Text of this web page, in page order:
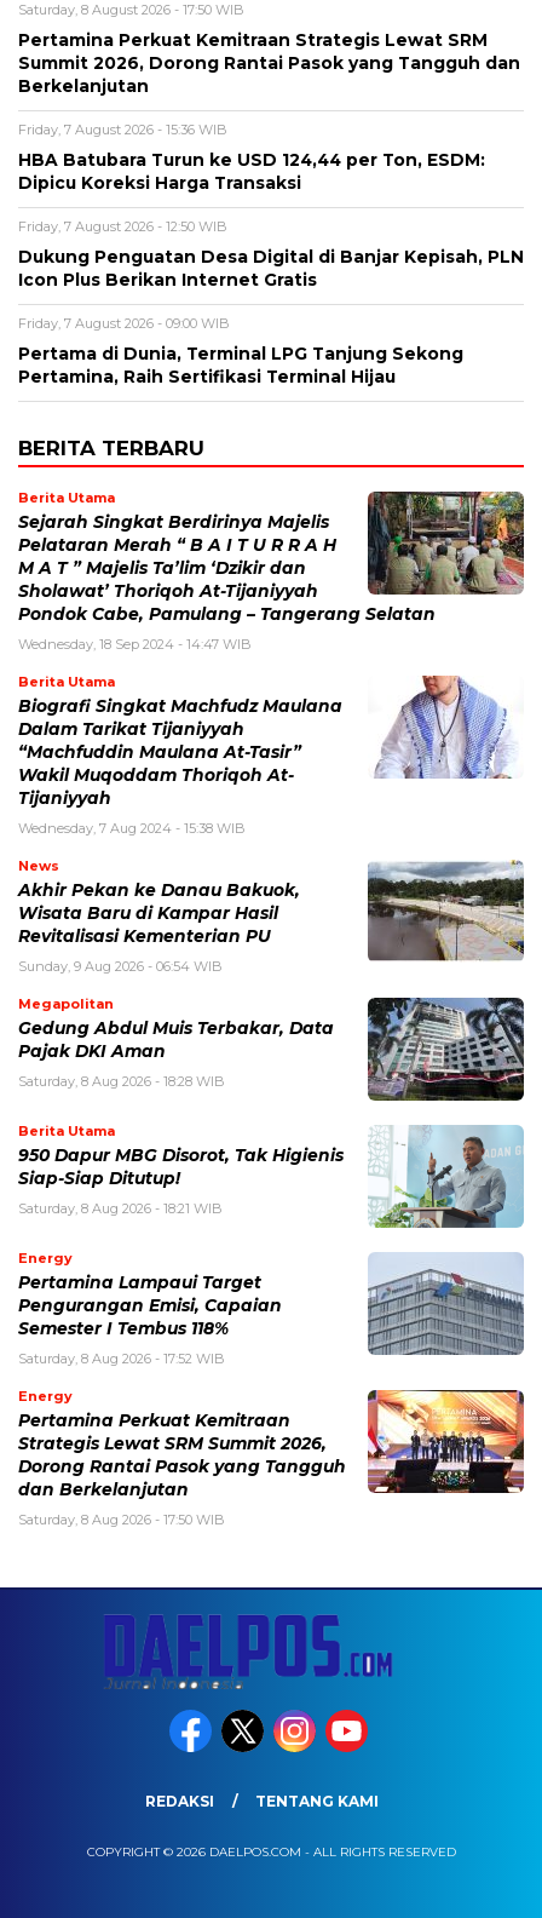
Saturday, 8 August 2026 - 17:50 WIB
Pertamina Perkuat Kemitraan Strategis Lewat SRM
Summit 2026, Dorong Rantai Pasok yang Tangguh dan
Berkelanjutan
Friday, 7 August 2026 - 15:36 WIB
HBA Batubara Turun ke USD 124,44 per Ton, ESDM:
Dipicu Koreksi Harga Transaksi
Friday, 7 August 2026 - 12:50 WIB
Dukung Penguatan Desa Digital di Banjar Kepisah, PLN
Icon Plus Berikan Internet Gratis
Friday, 7 August 2026 - 09:00 WIB
Pertama di Dunia, Terminal LPG Tanjung Sekong
Pertamina, Raih Sertifikasi Terminal Hijau
BERITA TERBARU
Berita Utama
Sejarah Singkat Berdirinya Majelis
Pelataran Merah “ B A I T U R R A H
M A T ” Majelis Ta’lim ‘Dzikir dan
Sholawat’ Thoriqoh At-Tijaniyyah
Pondok Cabe, Pamulang – Tangerang Selatan
Wednesday, 18 Sep 2024 - 14:47 WIB
Berita Utama
Biografi Singkat Machfudz Maulana
Dalam Tarikat Tijaniyyah
“Machfuddin Maulana At-Tasir”
Wakil Muqoddam Thoriqoh At-
Tijaniyyah
Wednesday, 7 Aug 2024 - 15:38 WIB
News
Akhir Pekan ke Danau Bakuok,
Wisata Baru di Kampar Hasil
Revitalisasi Kementerian PU
Sunday, 9 Aug 2026 - 06:54 WIB
Megapolitan
Gedung Abdul Muis Terbakar, Data
Pajak DKI Aman
Saturday, 8 Aug 2026 - 18:28 WIB
Berita Utama
950 Dapur MBG Disorot, Tak Higienis
Siap-Siap Ditutup!
Saturday, 8 Aug 2026 - 18:21 WIB
Energy
Pertamina Lampaui Target
Pengurangan Emisi, Capaian
Semester I Tembus 118%
Saturday, 8 Aug 2026 - 17:52 WIB
Energy
Pertamina Perkuat Kemitraan
Strategis Lewat SRM Summit 2026,
Dorong Rantai Pasok yang Tangguh
dan Berkelanjutan
Saturday, 8 Aug 2026 - 17:50 WIB
REDAKSI TENTANG KAMI
COPYRIGHT © 2026 DAELPOS.COM - ALL RIGHTS RESERVED